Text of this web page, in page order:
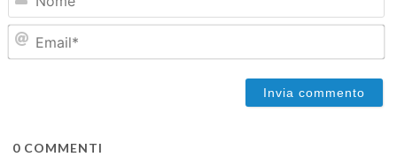
0COMMENTI